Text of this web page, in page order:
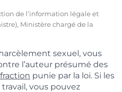
de l’information légale et
Ministère chargé de la
sexuel, vous
l’auteur présumé des
punie par la loi. Si les
vous pouvez